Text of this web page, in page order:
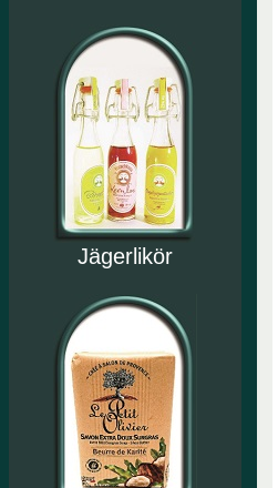
Jägerlikör